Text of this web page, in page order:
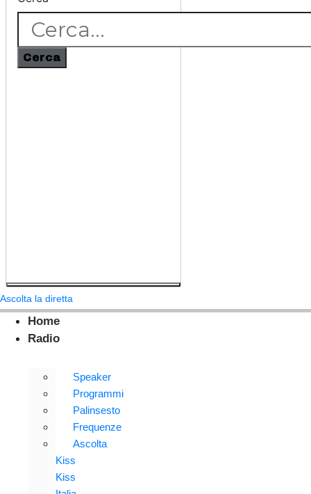
Cerca
Ascolta la diretta
Home
Radio
Speaker
Programmi
Palinsesto
Frequenze
Ascolta
Kiss
Kiss